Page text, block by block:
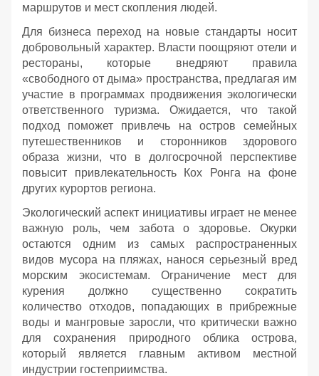
маршрутов и мест скопления людей.
Для бизнеса переход на новые стандарты носит
добровольный характер. Власти поощряют отели и
рестораны, которые внедряют правила
«свободного от дыма» пространства, предлагая им
участие в программах продвижения экологически
ответственного туризма. Ожидается, что такой
подход поможет привлечь на остров семейных
путешественников и сторонников здорового
образа жизни, что в долгосрочной перспективе
повысит привлекательность Кох Ронга на фоне
других курортов региона.
Экологический аспект инициативы играет не менее
важную роль, чем забота о здоровье. Окурки
остаются одним из самых распространенных
видов мусора на пляжах, нанося серьезный вред
морским экосистемам. Ограничение мест для
курения должно существенно сократить
количество отходов, попадающих в прибрежные
воды и мангровые заросли, что критически важно
для сохранения природного облика острова,
который является главным активом местной
индустрии гостеприимства.